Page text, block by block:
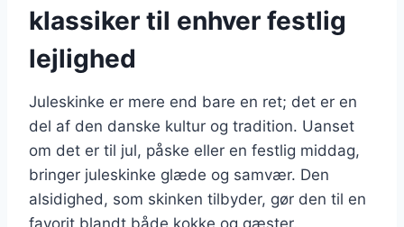
klassiker til enhver festlig
lejlighed
Juleskinke er mere end bare en ret; det er en
del af den danske kultur og tradition. Uanset
om det er til jul, påske eller en festlig middag,
bringer juleskinke glæde og samvær. Den
alsidighed, som skinken tilbyder, gør den til en
favorit blandt både kokke og gæster.